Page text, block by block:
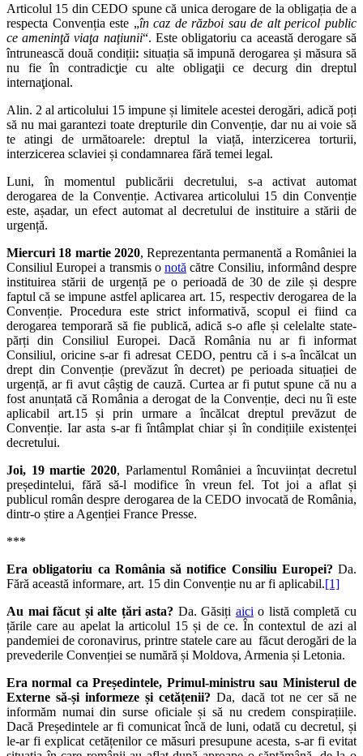
Articolul 15 din CEDO spune că unica derogare de la obligația de a
respecta Convenția este „în caz de război sau de alt pericol public
ce ameninţă viaţa naţiunii“. Este obligatoriu ca această derogare să
întrunească două condițiiꓽ situația să impună derogarea și măsura să
nu fie în contradicţie cu alte obligaţii ce decurg din dreptul
internaţional.
Alin. 2 al articolului 15 impune și limitele acestei derogări, adică poți
să nu mai garantezi toate drepturile din Convenție, dar nu ai voie să
te atingi de următoarele: dreptul la viață, interzicerea torturii,
interzicerea sclaviei și condamnarea fără temei legal.
Luni, în momentul publicării decretului, s-a activat automat
derogarea de la Convenție. Activarea articolului 15 din Convenție
este, așadar, un efect automat al decretului de instituire a stării de
urgență.
Miercuri 18 martie 2020, Reprezentanta permanentă a României la
Consiliul Europei a transmis onotă către Consiliu, informând despre
instituirea stării de urgență pe o perioadă de 30 de zile și despre
faptul că se impune astfel aplicarea art. 15, respectiv derogarea de la
Convenție. Procedura este strict informativă, scopul ei fiind ca
derogarea temporară să fie publică, adică s-o afle și celelalte state-
părți din Consiliul Europei. Dacă România nu ar fi informat
Consiliul, oricine s-ar fi adresat CEDO, pentru că i s-a încălcat un
drept din Convenție (prevăzut în decret) pe perioada situației de
urgență, ar fi avut câștig de cauză. Curtea ar fi putut spune că nu a
fost anunțată că România a derogat de la Convenție, deci nu îi este
aplicabil art.15 și prin urmare a încălcat dreptul prevăzut de
Convenție. Iar asta s-ar fi întâmplat chiar și în condițiile existenței
decretului.
Joi, 19 martie 2020, Parlamentul României a încuviințat decretul
președintelui, fără să-l modifice în vreun fel. Tot joi a aflat și
publicul român despre derogarea de la CEDO invocată de România,
dintr-o știre a Agenției France Presse.
***
Era obligatoriu ca România să notifice Consiliu Europei? Da.
Fără această informare, art. 15 din Convenție nu ar fi aplicabil.[1]
Au mai făcut și alte țări asta? Da. Găsiți aici o listă completă cu
țările care au apelat la articolul 15 și de ce. În contextul de azi al
pandemiei de coronavirus, printre statele care au făcut derogări de la
prevederile Convenției se numără și Moldova, Armenia și Letonia.
Era normal ca Președintele, Primul-ministru sau Ministerul de
Externe să-și informeze și cetățenii? Da, dacă tot ne cer să ne
informăm numai din surse oficiale și să nu credem conspirațiile.
Dacă Președintele ar fi comunicat încă de luni, odată cu decretul, și
le-ar fi explicat cetățenilor ce măsuri presupune acesta, s-ar fi evitat